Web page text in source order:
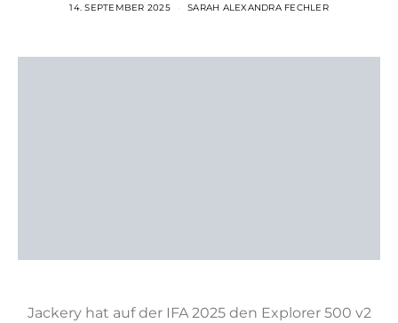
14. SEPTEMBER 2025 SARAH ALEXANDRA FECHLER
Jackery hat auf der IFA 2025 den Explorer 500 v2